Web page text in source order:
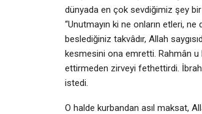
dünyada en çok sevdiğimiz şey bir
“Unutmayın ki ne onların etleri,
beslediğiniz takvâdır, Allah
kesmesini ona emretti. Rahmân u
ettirmeden zirveyi fethettirdi.
istedi.
O halde kurbandan asıl maksat,